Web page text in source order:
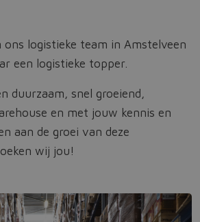
logistieke team in Amstelveen
een logistieke topper.
duurzaam, snel groeiend,
en met jouw kennis en
aan de groei van deze
wij jou!